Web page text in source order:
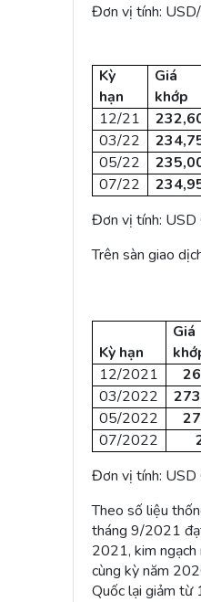
Đơn vị tính:
Kỳ
hạn
Giá
khớp
12/21
03/22
05/22
07/22
Đơn vị tính:
Trên sàn giao
Kỳ hạn
Giá
12/2021
03/2022
05/2022
07/2022
Đơn vị tính:
Theo số liệu
tháng 9/2021
2021, kim
cùng kỳ năm
Quốc lại giảm